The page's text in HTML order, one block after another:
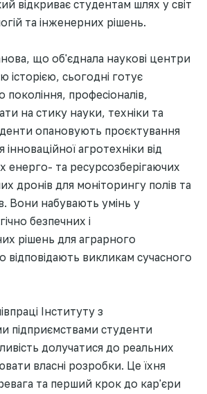
відкриває студентам шлях у світ
та інженерних рішень.
що об'єднала наукові центри
історією, сьогодні готує
покоління, професіоналів,
на стику науки, техніки та
опановують проєктування
агротехніки від
енерго- та ресурсозберігаючих
дронів для моніторингу полів та
Вони набувають умінь у
безпечних і
рішень для аграрного
викликам сучасного
Інституту з
підприємствами студенти
долучатися до реальних
власні розробки. Це їхня
та перший крок до кар'єри